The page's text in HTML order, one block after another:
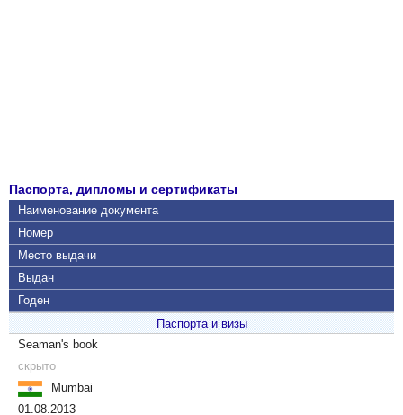
Паспорта, дипломы и сертификаты
Наименование документа
Номер
Место выдачи
Выдан
Годен
Паспорта и визы
Seaman's book
скрыто
Mumbai
01.08.2013